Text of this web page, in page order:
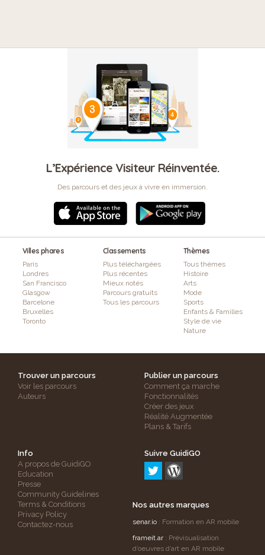
L’Expérience Visiteur Réinventée.
Des parcours et des jeux à vivre en immersion.
Villes phares
Paris
Londres
San Francisco
Glasgow
Barcelone
Bruxelles
Toronto
Classements
Plus téléchargées
Plus récentes
Mieux notés
Parcours gratuits
Tous les parcours
Thèmes
Tous thèmes
Histoire
Arts
Mode
Sports
Enfants & Familles
Style de vie
Nature
Trouver un parcours
Voir les parcours
Auteurs
Publier un parcours
Comment ça marche
Fonctionnalités
Créer des jeux
Réalité Augmentée
Plans & Tarifs
Info
A propos de GuidiGO
Education
Presse
Community Guidelines
Terms & Conditions
Privacy Policy
Contactez-nous
Suivre GuidiGO
Nos autres marques
senar.io : Formation en AR mobile
frameit.ar: Prévisualisation
d’oeuvres d’art en AR mobile